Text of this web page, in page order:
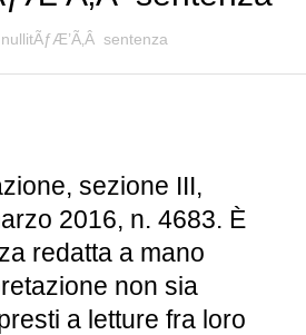
nullitÃƒÆ’Ã‚Â sentenza
sezione III,
2016, n. 4683. È
redatta a mano
non sia
a letture fra loro